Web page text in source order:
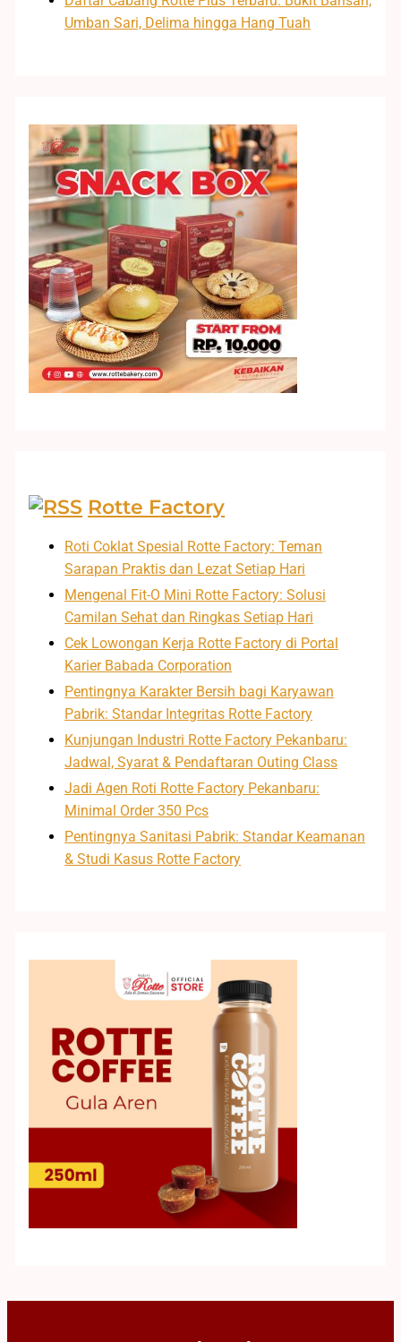
Umban Sari, Delima hingga Hang Tuah
Rotte Factory
Roti Coklat Spesial Rotte Factory: Teman
Sarapan Praktis dan Lezat Setiap Hari
Mengenal Fit-O Mini Rotte Factory: Solusi
Camilan Sehat dan Ringkas Setiap Hari
Cek Lowongan Kerja Rotte Factory di Portal
Karier Babada Corporation
Pentingnya Karakter Bersih bagi Karyawan
Pabrik: Standar Integritas Rotte Factory
Kunjungan Industri Rotte Factory Pekanbaru:
Jadwal, Syarat & Pendaftaran Outing Class
Jadi Agen Roti Rotte Factory Pekanbaru:
Minimal Order 350 Pcs
Pentingnya Sanitasi Pabrik: Standar Keamanan
& Studi Kasus Rotte Factory